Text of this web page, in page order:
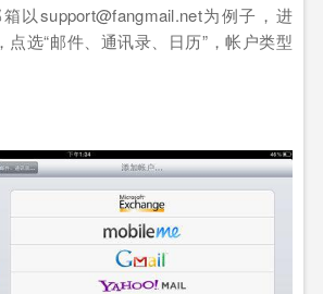
以support@fangmail.net为例子， 进
点选“邮件、通讯录、日历” ，帐户类型